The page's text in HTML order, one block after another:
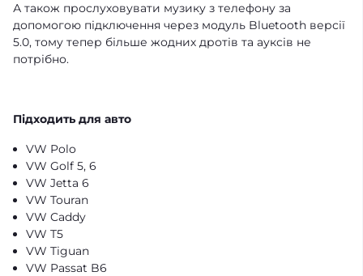
А також прослуховувати музику з телефону за
допомогою підключення через модуль Bluetooth версії
5.0, тому тепер більше жодних дротів та ауксів не
потрібно.
Підходить для авто
VW Polo
VW Golf 5, 6
VW Jetta 6
VW Touran
VW Caddy
VW T5
VW Tiguan
VW Passat B6